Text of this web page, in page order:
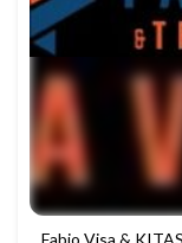
Fabio Visa &